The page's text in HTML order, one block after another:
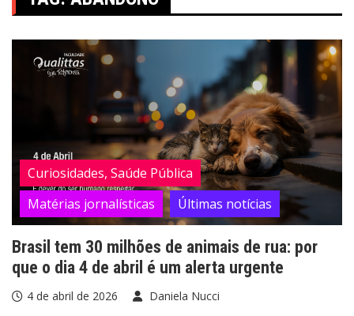
Curiosidades, Saúde Pública
Matérias jornalísticas
Últimas notícias
Brasil tem 30 milhões de animais de rua: por
que o dia 4 de abril é um alerta urgente
4 de abril de 2026 Daniela Nucci